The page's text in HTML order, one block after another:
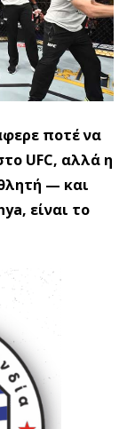
ποτέ να
UFC, αλλά η
— και
είναι το